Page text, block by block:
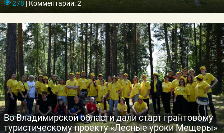
278 |Комментарии: 2
Во Владимирской области дали старт грантовому
туристическому проекту «Лесные уроки Мещеры»